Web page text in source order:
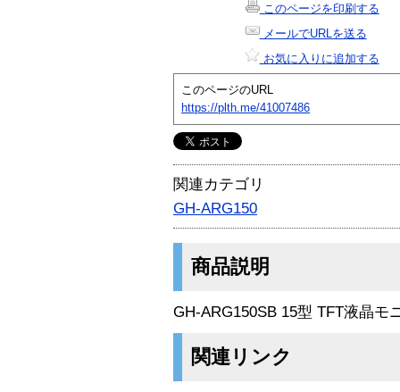
このページを印刷する
メールでURLを送る
お気に入りに追加する
このページのURL
https://plth.me/41007486
関連カテゴリ
GH-ARG150
商品説明
GH-ARG150SB 15型 TFT液晶モ
関連リンク